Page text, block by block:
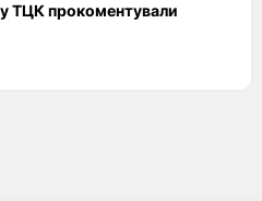
ТЦК прокоментували